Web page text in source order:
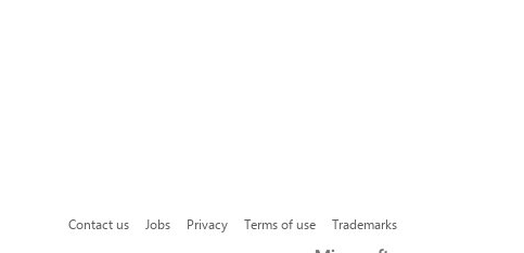
Contact us Jobs Privacy Terms of use
Trademarks